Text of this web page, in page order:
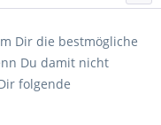
Dir die bestmögliche
Du damit nicht
folgende